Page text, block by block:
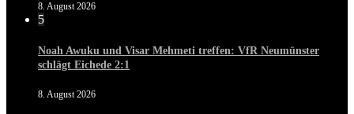
8. August 2026
5
Noah Awuku und Visar Mehmeti treffen: VfR Neumünster
schlägt Eichede 2:1
8. August 2026